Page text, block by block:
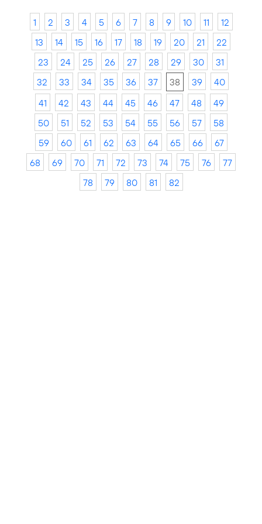
1 2 3 4 5 6 7 8 9 10 11
12
13
14 15 16 17 18 19 20 21
22
23
24 25 26 27 28 29 30
31
32
33 34 35 36 37 38 39
40
41
42 43 44 45 46 47 48
49
50
51 52 53 54 55 56 57
58
59
60 61 62 63 64 65 66
67
68
69 70 71 72 73 74 75 76
77
78
79 80 81 82